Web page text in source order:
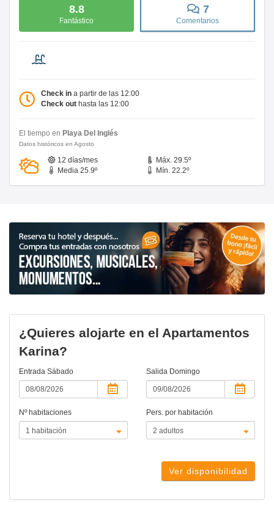
8.8
Fantástico
7
Comentarios
Check in a partir de las 12:00
Check out hasta las 12:00
El tiempo en Playa Del Inglés
Datos históricos en Agosto
12 días/mes
Máx. 29.5º
Media 25.9º
Mín. 22.2º
¿Quieres alojarte en el Apartamentos
Karina?
Entrada Sábado Salida Domingo
Nº habitaciones Pers. por habitación
Ver disponibilidad